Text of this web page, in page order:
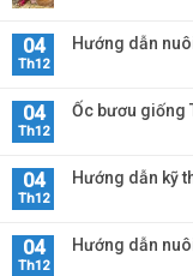
04
Th12
Hướng dẫn
04
Th12
Ốc bươu giống
04
Th12
Hướng dẫn kỹ
04
Th12
Hướng dẫn